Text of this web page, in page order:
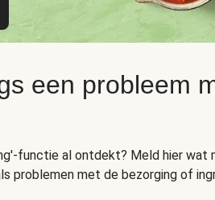
een probleem
functie al ontdekt? Meld hier wat
problemen met de bezorging of